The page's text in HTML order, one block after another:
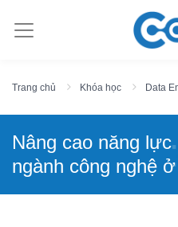
Trang chủ Khóa học Data
Nâng cao năng lực
ngành công nghệ